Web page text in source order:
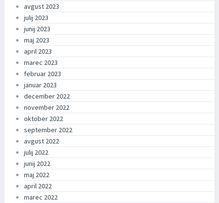
avgust 2023
julij 2023
junij 2023
maj 2023
april 2023
marec 2023
februar 2023
januar 2023
december 2022
november 2022
oktober 2022
september 2022
avgust 2022
julij 2022
junij 2022
maj 2022
april 2022
marec 2022